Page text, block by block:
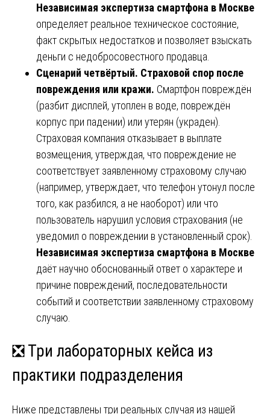
Независимая экспертиза смартфона в Москве
определяет реальное техническое состояние,
факт скрытых недостатков и позволяет взыскать
деньги с недобросовестного продавца.
Сценарий четвёртый. Страховой спор после
повреждения или кражи. Смартфон повреждён
(разбит дисплей, утоплен в воде, повреждён
корпус при падении) или утерян (украден).
Страховая компания отказывает в выплате
возмещения, утверждая, что повреждение не
соответствует заявленному страховому случаю
(например, утверждает, что телефон утонул после
того, как разбился, а не наоборот) или что
пользователь нарушил условия страхования (не
уведомил о повреждении в установленный срок).
Независимая экспертиза смартфона в Москве
даёт научно обоснованный ответ о характере и
причине повреждений, последовательности
событий и соответствии заявленному страховому
случаю.
❎ Три лабораторных кейса из
практики подразделения
Ниже представлены три реальных случая из нашей